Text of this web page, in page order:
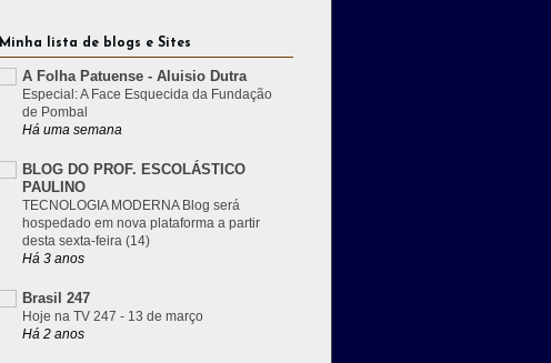
Minha lista de blogs e Sites
A Folha Patuense - Aluisio Dutra
Especial: A Face Esquecida da Fundação
de Pombal
Há uma semana
BLOG DO PROF. ESCOLÁSTICO
PAULINO
TECNOLOGIA MODERNA Blog será
hospedado em nova plataforma a partir
desta sexta-feira (14)
Há 3 anos
Brasil 247
Hoje na TV 247 - 13 de março
Há 2 anos